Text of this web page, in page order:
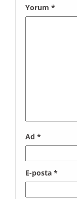
Yorum *
Ad *
E-posta *